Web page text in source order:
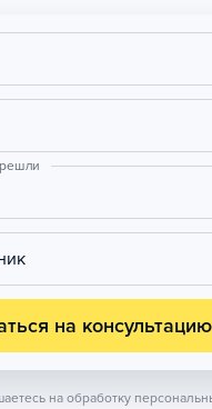
на консультацию
на обработку